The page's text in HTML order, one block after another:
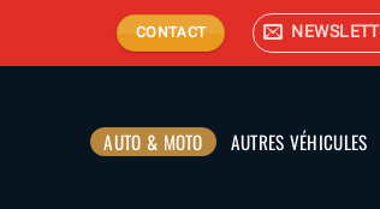
CONTACT
AUTO & MOTO AUTRES VÉHICULES